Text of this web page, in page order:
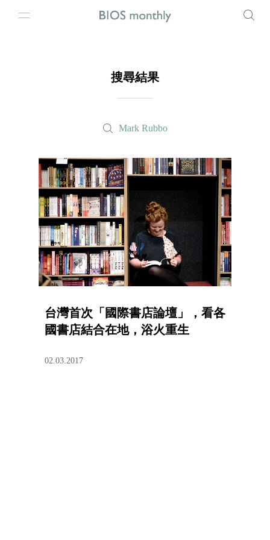
搜尋結果
Mark Rubbo
台灣首次「國際書店論壇」，看各
國書店結合在地，浴火重生
02.03.2017